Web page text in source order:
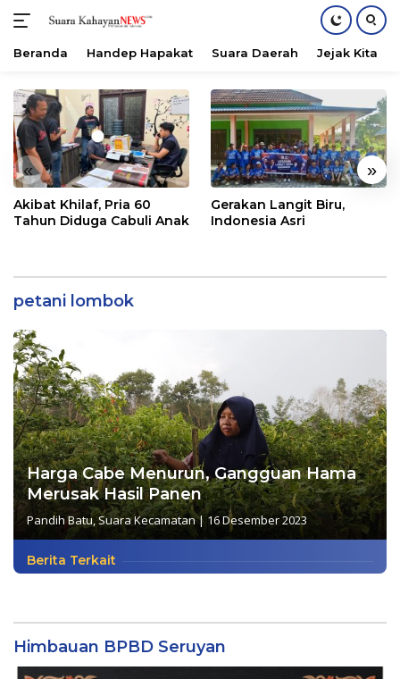
konten
Beranda Handep Hapakat Suara Daerah Jejak Kita
« »
Akibat Khilaf, Pria 60
Tahun Diduga Cabuli Anak
Gerakan Langit Biru,
Indonesia Asri
petani lombok
Harga Cabe Menurun, Gangguan Hama
Merusak Hasil Panen
Pandih Batu,Suara Kecamatan| 16 Desember 2023
Berita Terkait
Himbauan BPBD Seruyan